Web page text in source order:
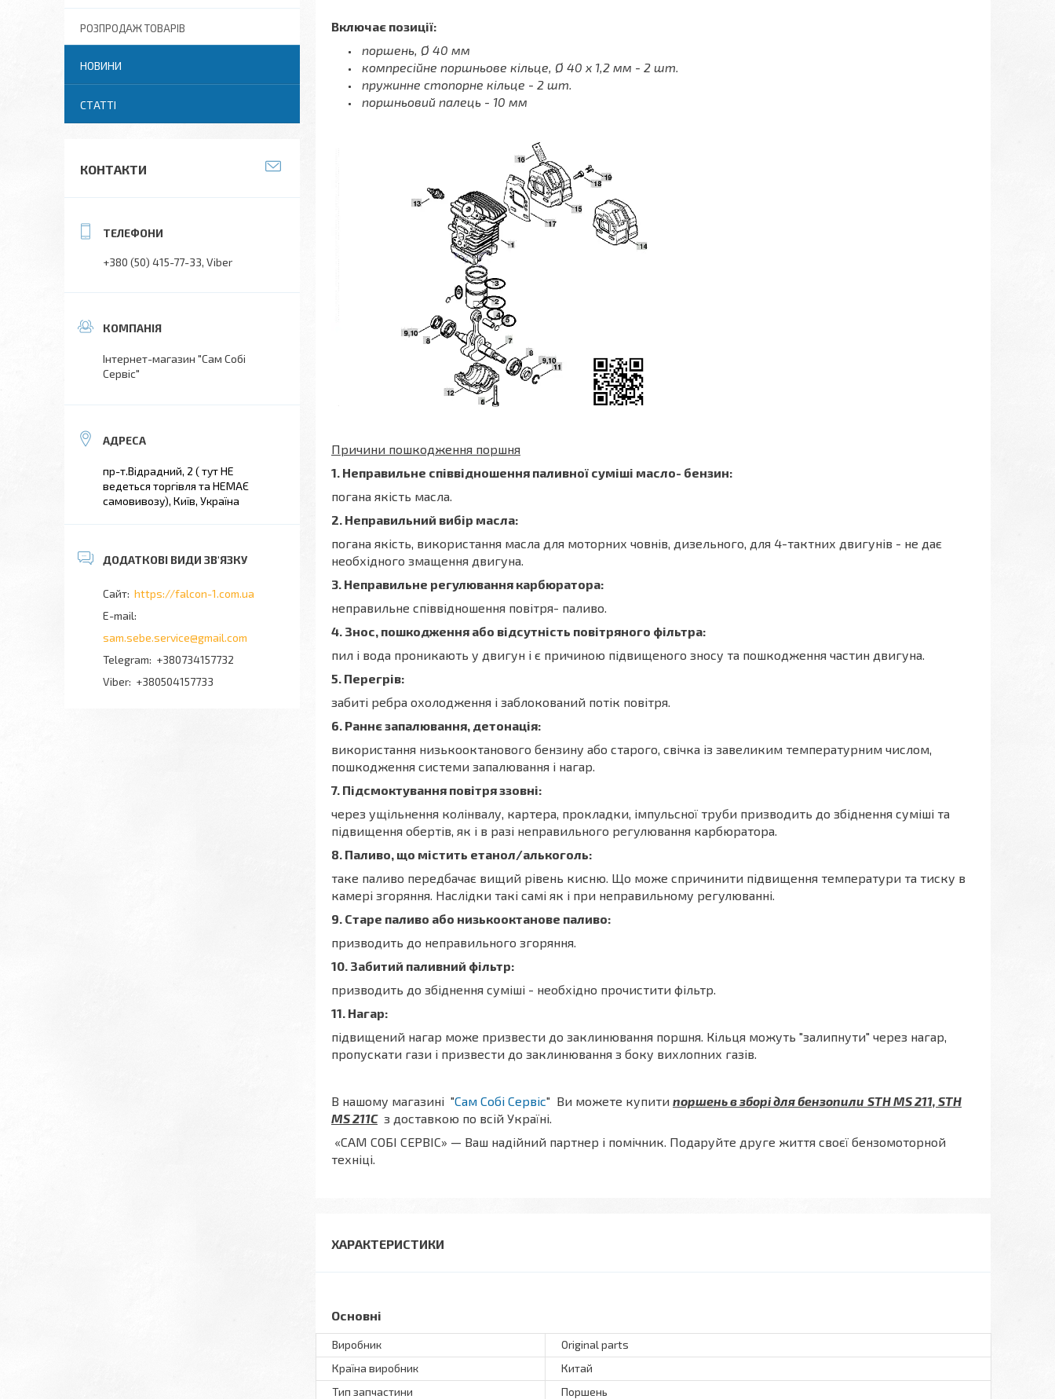
Включає позиції:
поршень, Ø 40 мм
компресійне поршньове кільце, Ø 40 х 1,2 мм - 2 шт.
пружинне стопорне кільце - 2 шт.
поршньовий палець - 10 мм
Причини пошкодження поршня
1. Неправильне співвідношення паливної суміші масло- бензин:
погана якість масла.
2. Неправильний вибір масла:
погана якість, використання масла для моторних човнів, дизельного, для 4-тактних двигунів - не дає
необхідного змащення двигуна.
3. Неправильне регулювання карбюратора:
неправильне співвідношення повітря- паливо.
4. Знос, пошкодження або відсутність повітряного фільтра:
пил і вода проникають у двигун і є причиною підвищеного зносу та пошкодження частин двигуна.
5. Перегрів:
забиті ребра охолодження і заблокований потік повітря.
6. Раннє запалювання, детонація:
використання низькооктанового бензину або старого, свічка із завеликим температурним числом,
пошкодження системи запалювання і нагар.
7. Підсмоктування повітря ззовні:
через ущільнення колінвалу, картера, прокладки, імпульсної труби призводить до збіднення суміші та
підвищення обертів, як і в разі неправильного регулювання карбюратора.
8. Паливо, що містить етанол/алькоголь:
таке паливо передбачає вищий рівень кисню. Що може спричинити підвищення температури та тиску в
камері згоряння. Наслідки такі самі як і при неправильному регулюванні.
9. Старе паливо або низькооктанове паливо:
призводить до неправильного згоряння.
10. Забитий паливний фільтр:
призводить до збіднення суміші - необхідно прочистити фільтр.
11. Нагар:
підвищений нагар може призвести до заклинювання поршня. Кільця можуть "залипнути" через нагар,
пропускати гази і призвести до заклинювання з боку вихлопних газів.
В нашому магазині "Сам Собі Сервіс" Ви можете купити поршень в зборі для бензопили STH MS 211, STH
MS 211Cз доставкою по всій Україні.
«САМ СОБІ СЕРВІС» — Ваш надійний партнер і помічник. Подаруйте друге життя своєї бензомоторной
техніці.
ХАРАКТЕРИСТИКИ
Основні
Виробник
Original parts
Країна виробник
Китай
Тип запчастини
Поршень
РОЗПРОДАЖ ТОВАРІВ
НОВИНИ
СТАТТІ
КОНТАКТИ
+380 (50) 415-77-33 Viber
Інтернет-магазин "Сам Собі
Сервіс"
пр-т.Відрадний, 2 ( тут НЕ
ведеться торгівля та НЕМАЄ
самовивозу), Київ, Україна
https://falcon-1.com.ua
sam.sebe.service@gmail.com
+380734157732
+380504157733